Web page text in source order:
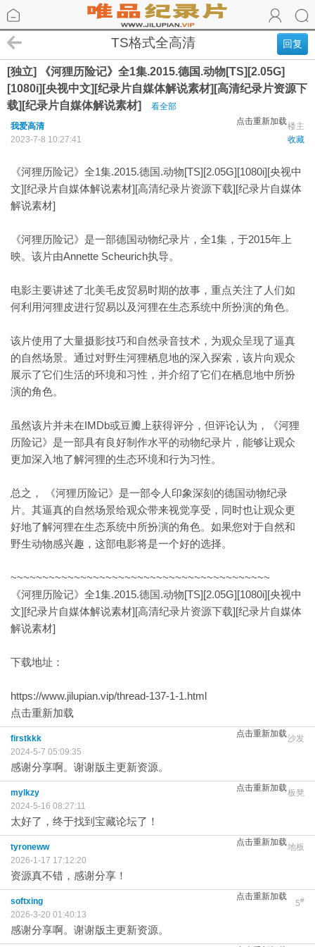
回复
TS格式全高清
[独立] 《河狸历险记》全1集.2015.德国.动物[TS][2.05G]
[1080i][央视中文][纪录片自媒体解说素材][高清纪录片资源下
载][纪录片自媒体解说素材]
看全部
点击重新加载楼主
我爱高清
收藏
2023-7-8 10:27:41
《河狸历险记》全1集.2015.德国.动物[TS][2.05G][1080i][央视中
文][纪录片自媒体解说素材][高清纪录片资源下载][纪录片自媒体
解说素材]
《河狸历险记》是一部德国动物纪录片，全1集，于2015年上
映。该片由Annette Scheurich执导。
电影主要讲述了北美毛皮贸易时期的故事，重点关注了人们如
何利用河狸皮进行贸易以及河狸在生态系统中所扮演的角色。
该片使用了大量摄影技巧和自然录音技术，为观众呈现了逼真
的自然场景。通过对野生河狸栖息地的深入探索，该片向观众
展示了它们生活的环境和习性，并介绍了它们在栖息地中所扮
演的角色。
虽然该片并未在IMDb或豆瓣上获得评分，但评论认为，《河狸
历险记》是一部具有良好制作水平的动物纪录片，能够让观众
更加深入地了解河狸的生态环境和行为习性。
总之， 《河狸历险记》是一部令人印象深刻的德国动物纪录
片。其逼真的自然场景给观众带来视觉享受，同时也让观众更
好地了解河狸在生态系统中所扮演的角色。如果您对于自然和
野生动物感兴趣，这部电影将是一个好的选择。
~~~~~~~~~~~~~~~~~~~~~~~~~~~~~~~~~~~~~~~~~
《河狸历险记》全1集.2015.德国.动物[TS][2.05G][1080i][央视中
文][纪录片自媒体解说素材][高清纪录片资源下载][纪录片自媒体
解说素材]
下载地址：
https://www.jilupian.vip/thread-137-1-1.html
点击重新加载
点击重新加载沙发
firstkkk
2024-5-7 05:09:35
感谢分享啊。谢谢版主更新资源。
点击重新加载板凳
mylkzy
2024-5-16 08:27:11
太好了，终于找到宝藏论坛了！
点击重新加载地板
tyroneww
2026-1-17 17:12:20
资源真不错，感谢分享！
点击重新加载
5#
softxing
2026-3-20 01:40:13
感谢分享啊。谢谢版主更新资源。